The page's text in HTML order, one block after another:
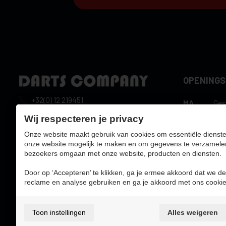
+32(0) 12 219451
info@dartscompany.be
btw: BE0788517750
MA
WO
uur
VR
ZO
Wij respecteren je privacy
Onze website maakt gebruik van cookies om essentiële
onze website mogelijk te maken en om gegevens te
bezoekers omgaan met onze website, producten en diensten.
Door op ‘Accepteren’ te klikken, ga je ermee akkoord dat we
reclame en analyse gebruiken en ga je akkoord met ons
Toon instellingen Alles weigeren